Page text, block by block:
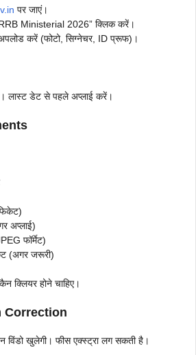
पर जाएं।
Ministerial 2026” क्लिक करें।
करें (फोटो, सिग्नेचर, ID प्रूफ)।
लास्ट डेट से पहले अप्लाई करें।
अप्लाई)
फॉर्मेट)
(अगर जरूरी)
क्लियर होने चाहिए।
Correction
विंडो खुलेगी। फीस एक्स्ट्रा लग सकती है।